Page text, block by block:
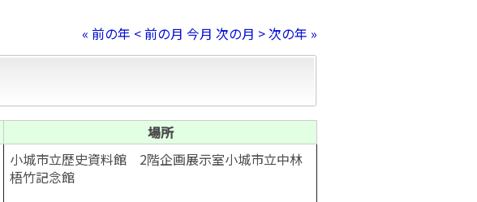
« 前の年 < 前の月 今月 次の月 >次の年 »
小城市立歴史資料館 2階企画展示室小城市立中林
梧竹記念館
場所